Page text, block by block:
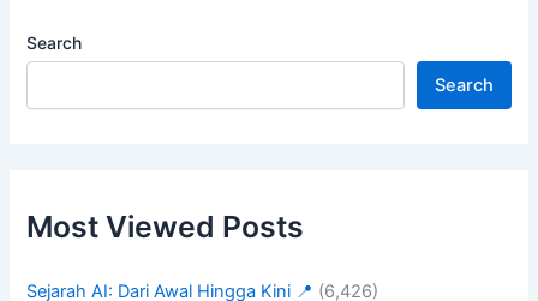
Search
Search
Most Viewed Posts
Sejarah AI: Dari Awal Hingga Kini 📍 (6,426)